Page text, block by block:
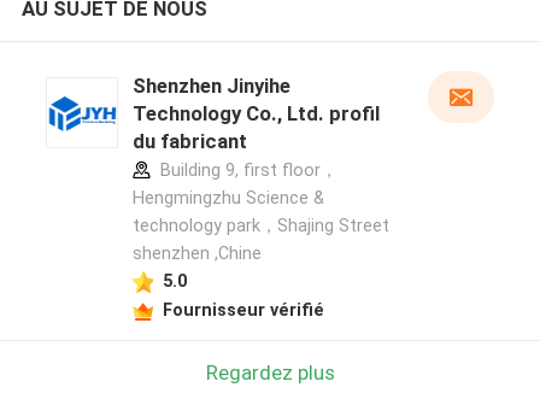
AU SUJET DE NOUS
Shenzhen Jinyihe
Technology Co., Ltd. profil
du fabricant
Building 9, first floor，
Hengmingzhu Science &
technology park，Shajing Street
shenzhen ,Chine
5.0
Fournisseur vérifié
Regardez plus